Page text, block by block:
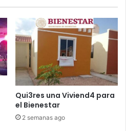
Qui3res una Viviend4 para
el Bienestar
2 semanas ago